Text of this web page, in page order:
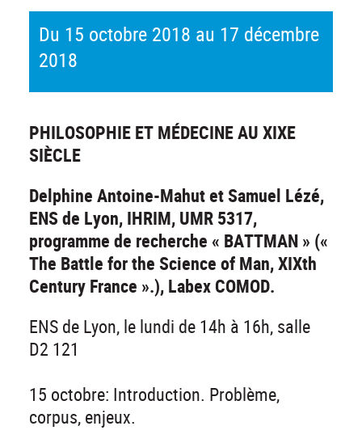
Du 15 octobre 2018 au 17 décembre
2018
PHILOSOPHIE ET MÉDECINE AU XIXE
SIÈCLE
Delphine Antoine-Mahut et Samuel Lézé,
ENS de Lyon, IHRIM, UMR 5317,
programme de recherche « BATTMAN » («
The Battle for the Science of Man, XIXth
Century France ».), Labex COMOD.
ENS de Lyon, le lundi de 14h à 16h, salle
D2 121
15 octobre: Introduction. Problème,
corpus, enjeux.